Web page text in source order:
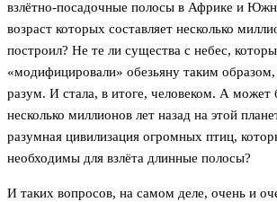
взлётно-посадочные полосы в Африке и
возраст которых составляет несколько
построил? Не те ли существа с небес,
«модифицировали» обезьяну таким
разум. И стала, в итоге, человеком. А может
несколько миллионов лет назад на этой
разумная цивилизация огромных птиц,
необходимы для взлёта длинные полосы?
И таких вопросов, на самом деле, очень и